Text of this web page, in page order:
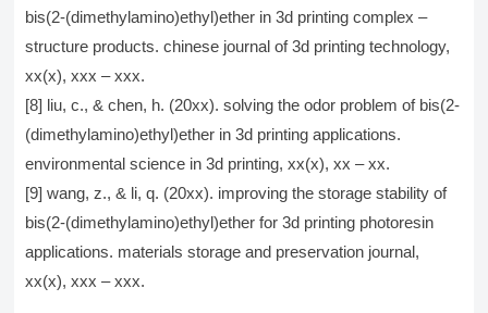
bis(2-(dimethylamino)ethyl)ether in 3d printing complex –
structure products. chinese journal of 3d printing technology,
xx(x), xxx – xxx.
[8] liu, c., & chen, h. (20xx). solving the odor problem of bis(2-
(dimethylamino)ethyl)ether in 3d printing applications.
environmental science in 3d printing, xx(x), xx – xx.
[9] wang, z., & li, q. (20xx). improving the storage stability of
bis(2-(dimethylamino)ethyl)ether for 3d printing photoresin
applications. materials storage and preservation journal,
xx(x), xxx – xxx.